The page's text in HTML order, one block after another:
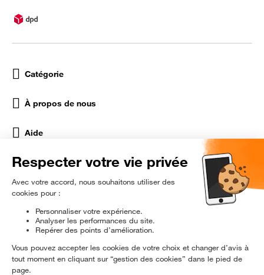
Catégorie
À propos de nous
Aide
Réseaux Sociaux
rɘconditionné